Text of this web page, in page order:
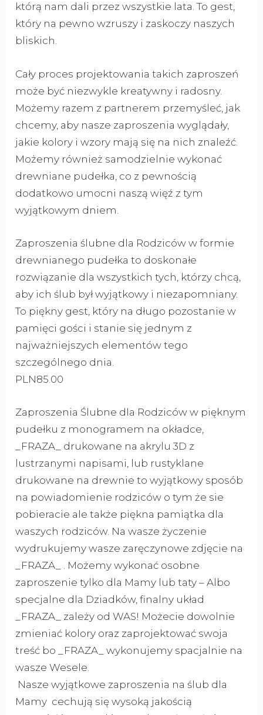
którą nam dali przez wszystkie lata. To gest,
który na pewno wzruszy i zaskoczy naszych
bliskich.
Cały proces projektowania takich zaproszeń
może być niezwykle kreatywny i radosny.
Możemy razem z partnerem przemyśleć, jak
chcemy, aby nasze zaproszenia wyglądały,
jakie kolory i wzory mają się na nich znaleźć.
Możemy również samodzielnie wykonać
drewniane pudełka, co z pewnością
dodatkowo umocni naszą więź z tym
wyjątkowym dniem.
Zaproszenia ślubne dla Rodziców w formie
drewnianego pudełka to doskonałe
rozwiązanie dla wszystkich tych, którzy chcą,
aby ich ślub był wyjątkowy i niezapomniany.
To piękny gest, który na długo pozostanie w
pamięci gości i stanie się jednym z
najważniejszych elementów tego
szczególnego dnia.
PLN85.00
Zaproszenia Ślubne dla Rodziców w pięknym
pudełku z monogramem na okładce,
_FRAZA_ drukowane na akrylu 3D z
lustrzanymi napisami, lub rustyklane
drukowane na drewnie to wyjątkowy sposób
na powiadomienie rodziców o tym że sie
pobieracie ale także piękna pamiątka dla
waszych rodziców. Na wasze życzenie
wydrukujemy wasze zaręczynowe zdjęcie na
_FRAZA_ . Możemy wykonać osobne
zaproszenie tylko dla Mamy lub taty – Albo
specjalne dla Dziadków, finalny układ
_FRAZA_ zależy od WAS! Możecie dowolnie
zmieniać kolory oraz zaprojektować swoja
treść bo _FRAZA_ wykonujemy spacjalnie na
wasze Wesele.
Nasze wyjątkowe zaproszenia na ślub dla
Mamy cechują się wysoką jakością